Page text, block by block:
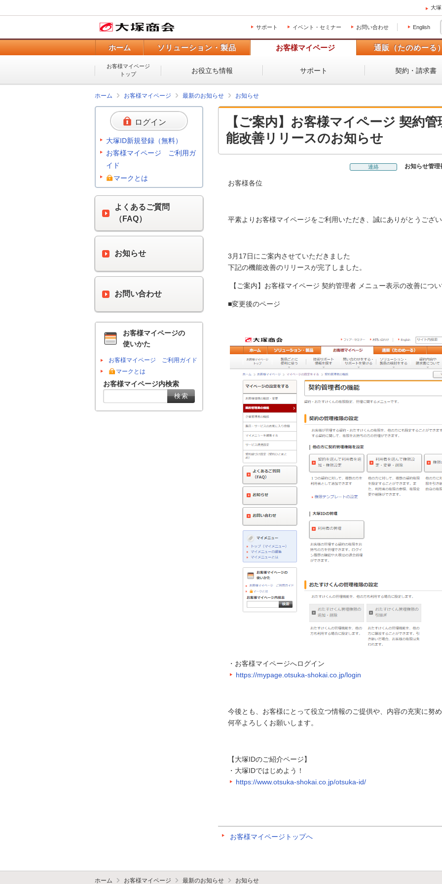
大
サポート イベント・セミナー お問い合わせ English
ホーム ソリューション・製品 お客様マイページ 通販（たのめーる
お客様マイページ
トップ
お役立ち情報 サポート 契約・請求書
ホーム お客様マイページ 最新のお知らせ お知らせ
【ご案内】お客様マイページ 契約
能改善リリースのお知らせ
連絡 お知らせ管理
お客様各位
平素よりお客様マイページをご利用いただき、誠にありがとうござ
3月17日にご案内させていただきました
下記の機能改善のリリースが完了しました。
【ご案内】お客様マイページ 契約管理者 メニュー表示の改善につ
■変更後のページ
・お客様マイページへログイン
https://mypage.otsuka-shokai.co.jp/login
今後とも、お客様にとって役立つ情報のご提供や、内容の充実に努
何卒よろしくお願いします。
【大塚IDのご紹介ページ】
・大塚IDではじめよう！
https://www.otsuka-shokai.co.jp/otsuka-id/
お客様マイページトップへ
ログイン
大塚ID新規登録（無料）
お客様マイページ ご利用ガ
イド
マークとは
よくあるご質問
（FAQ）
お知らせ
お問い合わせ
お客様マイページの
使いかた
お客様マイページ ご利用ガイド
マークとは
お客様マイページ内検索
ホーム お客様マイページ 最新のお知らせ お知らせ